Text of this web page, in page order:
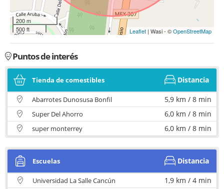
200 m
500 ft
Leaflet | Wasi - ©OpenStreetMap
Puntos de interés
Tienda de comestibles Distancia
Abarrotes Dunosusa Bonfil 5,9 km / 8 min
Super Del Ahorro 6,0 km / 8 min
super monterrey 6,0 km / 8 min
Escuelas Distancia
Universidad La Salle Cancún 1,9 km / 4 min